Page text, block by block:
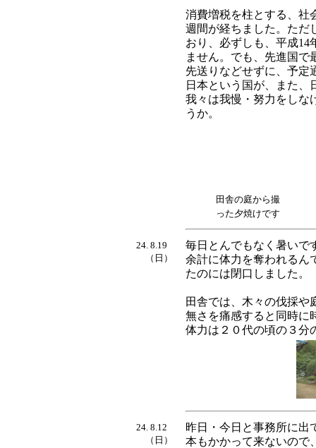
消費増税を柱とする、社
週間が経ちました。ただ
おり、必ずしも、平成14
ません。でも、先進国で
先送りなどせずに、予定
日本という国が、また、
我々は我慢・努力をしな
うか。
田舎の庭から撮
った夕焼けです
24. 8.19
（日）
毎日とんでもなく暑いで
余計に体力を奪われるん
たのには閉口しました。
田舎では、木々の伐採や
無さを痛感すると同時に
体力は２０代の頃の３分
24. 8.12
（日）
昨日・今日と事務所に出
本もかかって来ないので